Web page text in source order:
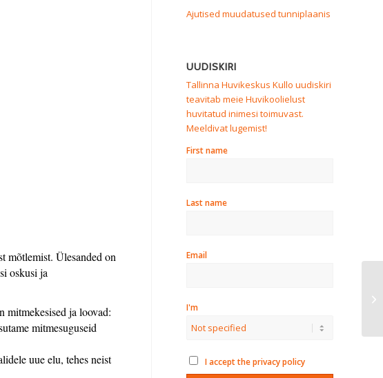
mõtlemist. Ülesanded on
oskusi ja
mitmekesised ja loovad:
mitmesuguseid
uue elu, tehes neist
Ajutised muudatused tunniplaanis
UUDISKIRI
Tallinna Huvikeskus Kullo uudiskiri
teavitab meie Huvikoolielust
huvitatud inimesi toimuvast.
Meeldivat lugemist!
First name
Last name
Email
I'm
I accept the privacy policy